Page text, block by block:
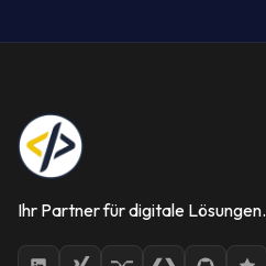
Ihr Partner für digitale Lösungen.